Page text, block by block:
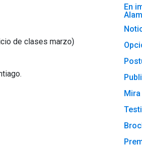
de clases marzo)
En